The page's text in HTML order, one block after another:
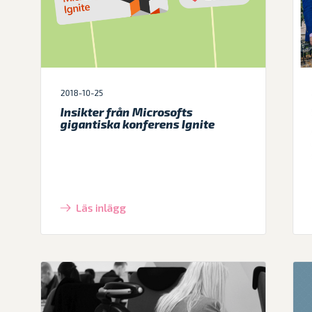
2018-10-25
Insikter från Microsofts
gigantiska konferens Ignite
Läs inlägg